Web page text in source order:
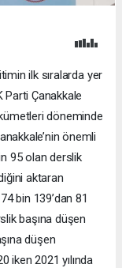
ilk sıralarda yer
Parti Çanakkale
döneminde
önemli
95 olan derslik
aktaran
bin 139’dan 81
başına düşen
düşen
iken 2021 yılında